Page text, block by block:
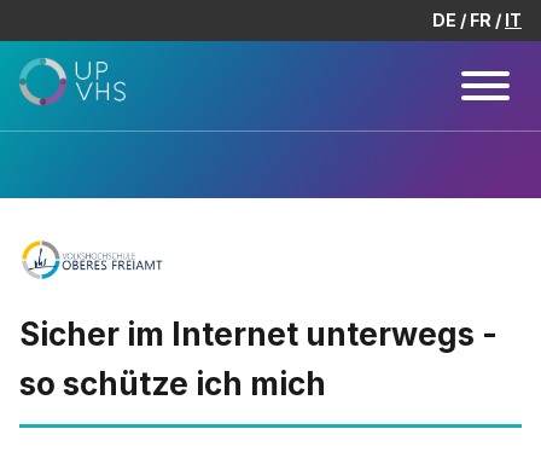
DE FR IT
Sicher im Internet unterwegs -
so schütze ich mich